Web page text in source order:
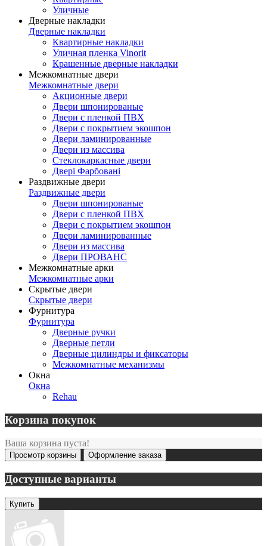
Уличные
Дверные накладки
Дверные накладки
Квартирные накладки
Уличная пленка Vinorit
Крашенные дверные накладки
Межкомнатные двери
Межкомнатные двери
Акционные двери
Двери шпонированые
Двери с пленкой ПВХ
Двери с покрытием экошпон
Двери ламинированные
Двери из массива
Стеклокаркасные двери
Двері Фарбовані
Раздвижные двери
Раздвижные двери
Двери шпонированые
Двери с пленкой ПВХ
Двери с покрытием экошпон
Двери ламинированные
Двери из массива
Двери ПРОВАНС
Межкомнатные арки
Межкомнатные арки
Скрытые двери
Скрытые двери
Фурнитура
Фурнитура
Дверные ручки
Дверные петли
Дверные цилиндры и фиксаторы
Межкомнатные механизмы
Окна
Окна
Rehau
Корзина покупок
Ваша корзина пуста!
Просмотр корзины Оформление заказа
Доступные варианты